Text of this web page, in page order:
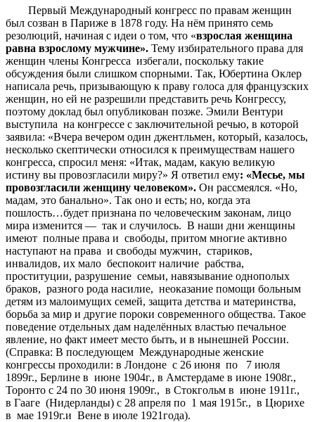
Первый Международный конгресс по правам женщин
был созван в Париже в 1878 году. На нём принято семь
резолюций, начиная с идеи о том, что «взрослая женщина
равна взрослому мужчине». Тему избирательного права для
женщин члены Конгресса избегали, поскольку такие
обсуждения были слишком спорными. Так, Юбертина Оклер
написала речь, призывающую к праву голоса для французских
женщин, но ей не разрешили представить речь Конгрессу,
поэтому доклад был опубликован позже. Эмили Вентури
выступила на конгрессе с заключительной речью, в которой
заявила: «Вчера вечером один джентльмен, который, казалось,
несколько скептически относился к преимуществам нашего
конгресса, спросил меня: «Итак, мадам, какую великую
истину вы провозгласили миру?» Я ответил ему: «Месье, мы
провозгласили женщину человеком». Он рассмеялся. «Но,
мадам, это банально». Так оно и есть; но, когда эта
пошлость…будет признана по человеческим законам, лицо
мира изменится — так и случилось. В наши дни женщины
имеют полные права и свободы, притом многие активно
наступают на права и свободы мужчин, стариков,
инвалидов, их мало беспокоит наличие рабства,
проституции, разрушение семьи, навязывание однополых
браков, разного рода насилие, неоказание помощи больным
детям из малоимущих семей, защита детства и материнства,
борьба за мир и другие пороки современного общества. Такое
поведение отдельных дам наделённых властью печальное
явление, но факт имеет место быть, и в нынешней России.
(Справка: В последующем Международные женские
конгрессы проходили: в Лондоне с 26 июня по 7 июля
1899г., Берлине в июне 1904г., в Амстердаме в июне 1908г.,
Торонто с 24 по 30 июня 1909г., в Стокгольм в июне 1911г.,
в Гааге (Нидерланды) с 28 апреля по 1 мая 1915г., в Цюрихе
в мае 1919г.и Вене в июле 1921года).